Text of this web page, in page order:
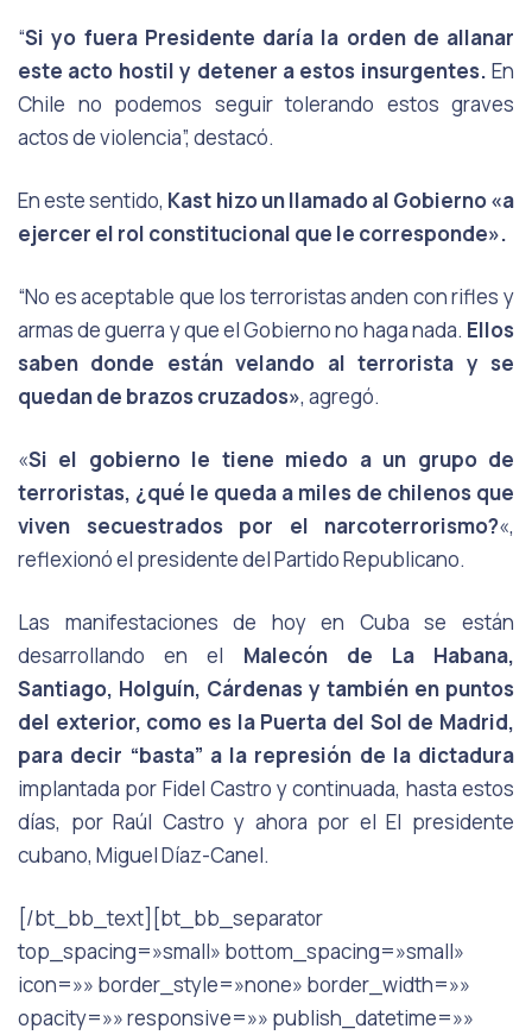
“Si yo fuera Presidente daría la orden de allanar
este acto hostil y detener a estos insurgentes. En
Chile no podemos seguir tolerando estos graves
actos de violencia”, destacó.
Enestesentido, Kast hizounllamadoal Gobierno«a
ejercer el rol constitucional que le corresponde».
“No es aceptable que los terroristas anden con rifles y
armas de guerra y que el Gobierno no haga nada. Ellos
saben donde están velando al terrorista y se
quedan de brazos cruzados», agregó.
«Si el gobierno le tiene miedo a un grupo de
terroristas, ¿qué le queda a miles de chilenos que
viven
secuestrados por el narcoterrorismo?«,
reflexionó el presidente del Partido Republicano.
Las manifestaciones de hoy en Cuba se están
desarrollando en el Malecón de La
Habana,
Santiago, Holguín, Cárdenas y también en puntos
del exterior, como es la Puerta del Sol de Madrid,
para decir “basta” a la represión de la dictadura
implantada por Fidel Castro y continuada, hasta estos
días, por Raúl Castro y ahora por el El presidente
cubano, Miguel Díaz-Canel.
[/bt_bb_text][bt_bb_separator
top_spacing=»small» bottom_spacing=»small»
icon=»» border_style=»none» border_width=»»
opacity=»» responsive=»» publish_datetime=»»